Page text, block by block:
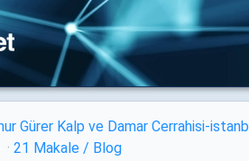
Prof. Dr. Onur Gürer Kalp ve Damar Cerrahisi-
· 21 Makale / Blog